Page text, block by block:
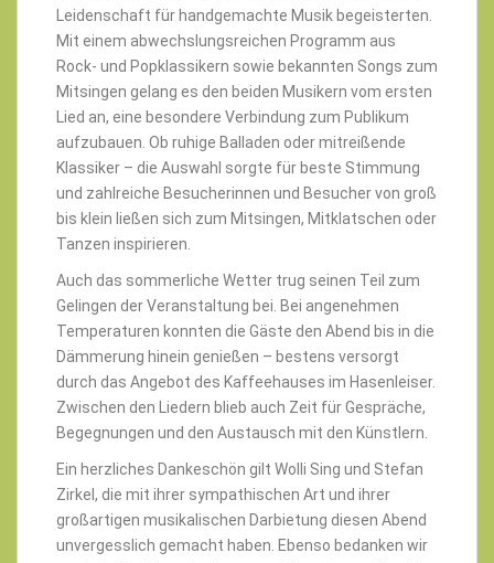
Leidenschaft für handgemachte Musik begeisterten.
Mit einem abwechslungsreichen Programm aus
Rock- und Popklassikern sowie bekannten Songs zum
Mitsingen gelang es den beiden Musikern vom ersten
Lied an, eine besondere Verbindung zum Publikum
aufzubauen. Ob ruhige Balladen oder mitreißende
Klassiker – die Auswahl sorgte für beste Stimmung
und zahlreiche Besucherinnen und Besucher von groß
bis klein ließen sich zum Mitsingen, Mitklatschen oder
Tanzen inspirieren.
Auch das sommerliche Wetter trug seinen Teil zum
Gelingen der Veranstaltung bei. Bei angenehmen
Temperaturen konnten die Gäste den Abend bis in die
Dämmerung hinein genießen – bestens versorgt
durch das Angebot des Kaffeehauses im Hasenleiser.
Zwischen den Liedern blieb auch Zeit für Gespräche,
Begegnungen und den Austausch mit den Künstlern.
Ein herzliches Dankeschön gilt Wolli Sing und Stefan
Zirkel, die mit ihrer sympathischen Art und ihrer
großartigen musikalischen Darbietung diesen Abend
unvergesslich gemacht haben. Ebenso bedanken wir